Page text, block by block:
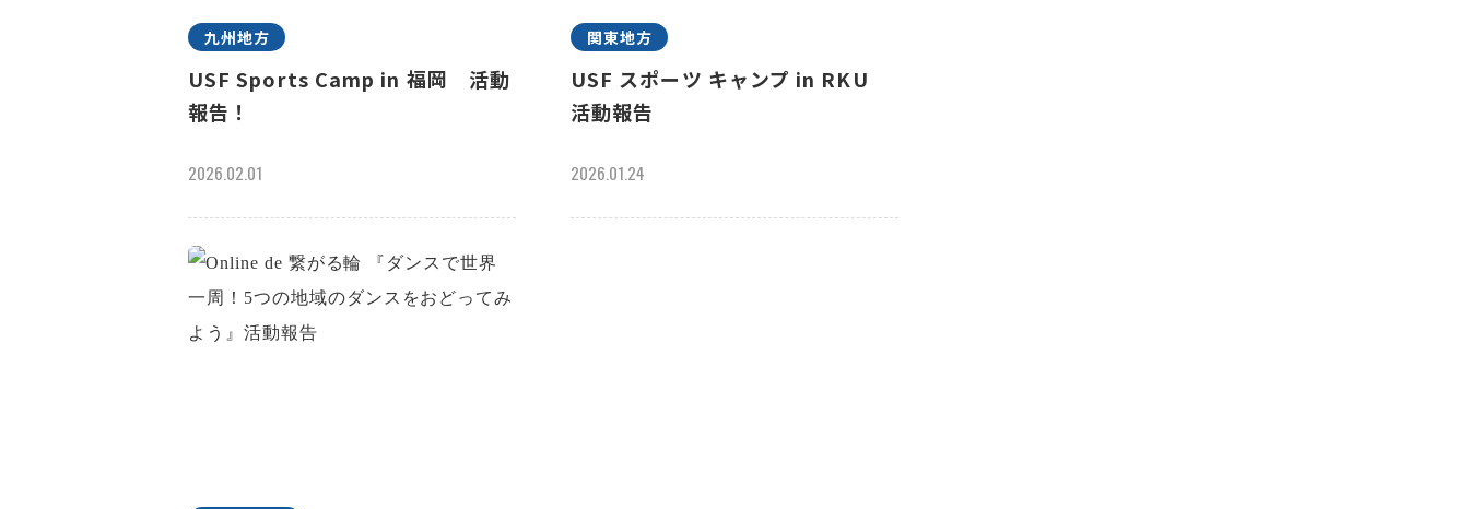
九州地方
USF Sports Camp in 福岡 活動
報告！
2026.02.01
関東地方
USF スポーツ キャンプ in RKU
活動報告
2026.01.24